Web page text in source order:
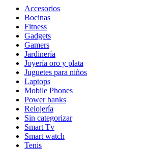
Accesorios
Bocinas
Fitness
Gadgets
Gamers
Jardinería
Joyería oro y plata
Juguetes para niños
Laptops
Mobile Phones
Power banks
Relojería
Sin categorizar
Smart Tv
Smart watch
Tenis